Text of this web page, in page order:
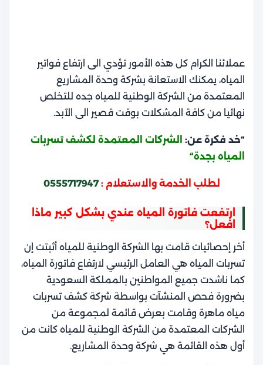
عملائنا الكرام كل هذه الأمور تؤدي الى ارتفاع فواتير
المياه، يمكنك الاستعانة بشركة وحدة المشاريع
المعتمدة من الشركة الوطنية للمياه جده للتخلص
نهائيا من كافة المشكلات بوقت قصير الى الآبد.
“خد فكرة عن:
الشركات المعتمدة لكشف تسربات
المياه بجدة“
لطلب الخدمة والاستعلام :0555717947
ارتفعت فاتورة المياه عندي بشكل كبير ماذا
افعل؟
أخر إحصائيات قامت بها الشركة الوطنية للمياه أثبتت إن
تسربات المياه هي العامل الرئيسي لارتفاع فاتورة المياه،
كما ناشدت جميع المواطنين بالمملكة السعودية
بضرورة فحص المنشآت بواسطة شركة كشف تسربات
مياه ماهرة وقامت بعرض قائمة لمجموعة من
الشركات المعتمدة من الشركة الوطنية للمياه كانت من
أول هذه القائمة هي شركة وحدة المشاريع.